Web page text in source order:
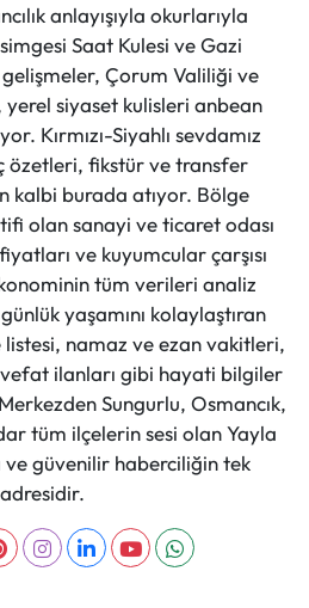
anlayışıyla okurlarıyla
Saat Kulesi ve Gazi
gelişmeler, Çorum Valiliği ve
yerel siyaset kulisleri anbean
Kırmızı-Siyahlı sevdamız
özetleri, fikstür ve transfer
kalbi burada atıyor. Bölge
olan sanayi ve ticaret odası
ve kuyumcular çarşısı
tüm verileri analiz
yaşamını kolaylaştıran
namaz ve ezan vakitleri,
ilanları gibi hayati bilgiler
Sungurlu, Osmancık,
tüm ilçelerin sesi olan Yayla
ve güvenilir haberciliğin tek
adresidir.